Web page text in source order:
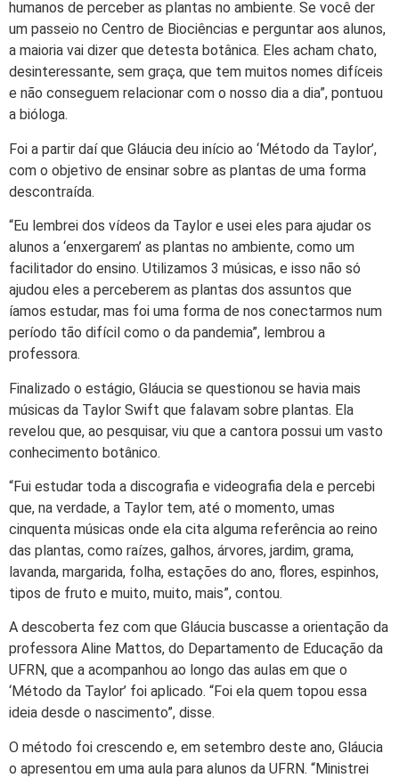
humanos de perceber as plantas no ambiente. Se você der
um passeio no Centro de Biociências e perguntar aos alunos,
a maioria vai dizer que detesta botânica. Eles acham chato,
desinteressante, sem graça, que tem muitos nomes difíceis
e não conseguem relacionar com o nosso dia a dia”, pontuou
a bióloga.
Foi a partir daí que Gláucia deu início ao ‘Método da Taylor’,
com o objetivo de ensinar sobre as plantas de uma forma
descontraída.
“Eu lembrei dos vídeos da Taylor e usei eles para ajudar os
alunos a ‘enxergarem’ as plantas no ambiente, como um
facilitador do ensino. Utilizamos 3 músicas, e isso não só
ajudou eles a perceberem as plantas dos assuntos que
íamos estudar, mas foi uma forma de nos conectarmos num
período tão difícil como o da pandemia”, lembrou a
professora.
Finalizado o estágio, Gláucia se questionou se havia mais
músicas da Taylor Swift que falavam sobre plantas. Ela
revelou que, ao pesquisar, viu que a cantora possui um vasto
conhecimento botânico.
“Fui estudar toda a discografia e videografia dela e percebi
que, na verdade, a Taylor tem, até o momento, umas
cinquenta músicas onde ela cita alguma referência ao reino
das plantas, como raízes, galhos, árvores, jardim, grama,
lavanda, margarida, folha, estações do ano, flores, espinhos,
tipos de fruto e muito, muito, mais”, contou.
A descoberta fez com que Gláucia buscasse a orientação da
professora Aline Mattos, do Departamento de Educação da
UFRN, que a acompanhou ao longo das aulas em que o
‘Método da Taylor’ foi aplicado. “Foi ela quem topou essa
ideia desde o nascimento”, disse.
O método foi crescendo e, em setembro deste ano, Gláucia
o apresentou em uma aula para alunos da UFRN. “Ministrei